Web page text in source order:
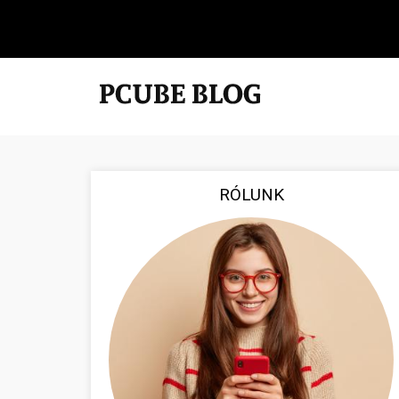
RÓLUNK